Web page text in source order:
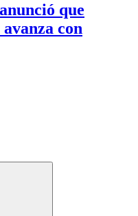
que
con